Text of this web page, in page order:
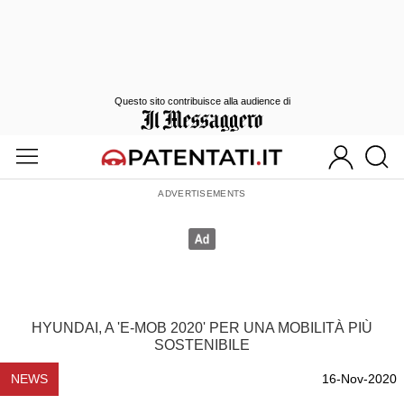
HYUNDAI, A 'E-MOB 2020' PER UNA MOBILITÀ PIÙ
SOSTENIBILE
NEWS 16-Nov-2020
Questo sito contribuisce alla audience di